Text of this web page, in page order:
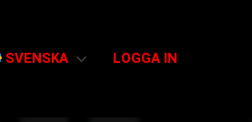
SVENSKA LOGGA IN